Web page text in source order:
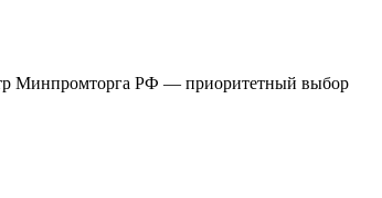
Минпромторга РФ — приоритетный выбор